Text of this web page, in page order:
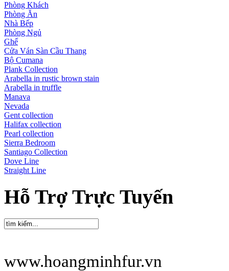
Phòng Khách
Phòng Ăn
Nhà Bếp
Phòng Ngủ
Ghế
Cửa Ván Sàn Cầu Thang
Bộ Cumana
Plank Collection
Arabella in rustic brown stain
Arabella in truffle
Manava
Nevada
Gent collection
Halifax collection
Pearl collection
Sierra Bedroom
Santiago Collection
Dove Line
Straight Line
Hỗ Trợ Trực Tuyến
www.hoangminhfur.vn